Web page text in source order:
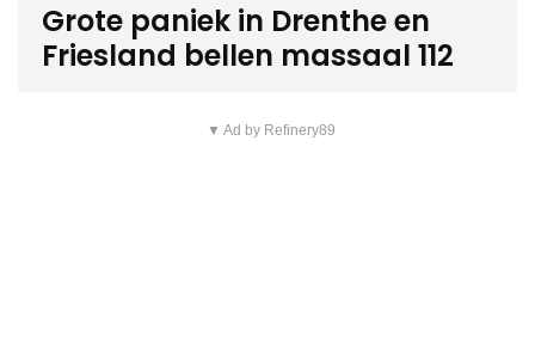
Grote paniek in Drenthe en
Friesland bellen massaal 112
▼ Ad by Refinery89